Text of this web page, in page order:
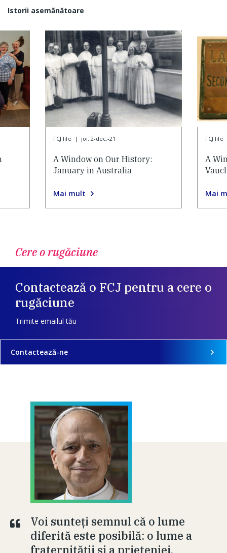
Istorii asemănătoare
FCJ life | joi, 2-dec.-21
A Window on Our History:
January in Australia
Mai mult
FCJ life
A
Mai
Cere o rugăciune
Contactează o FCJ pentru a cere o
rugăciune
Trimite emailul tău
Contactează-ne
Voi sunteți semnul că o lume
diferită este posibilă: o lume a
fraternității și a prieteniei,